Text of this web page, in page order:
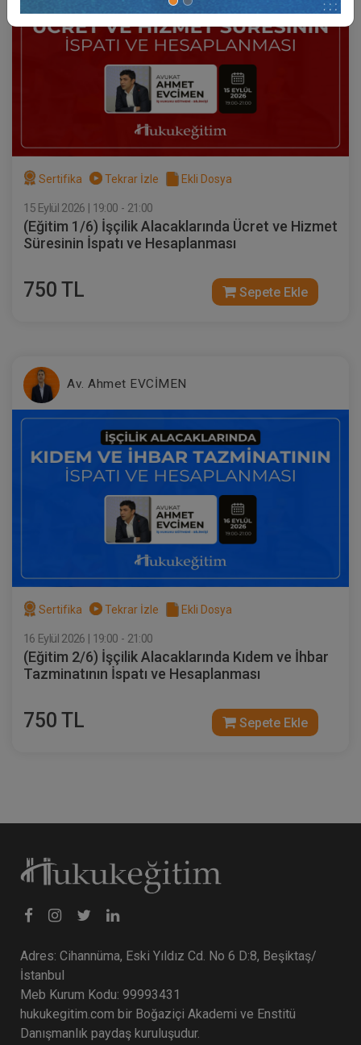
Sertifika Tekrar İzle Ekli Dosya
15 Eylül 2026 | 19:00 - 21:00
(Eğitim 1/6) İşçilik Alacaklarında Ücret ve Hizmet
Süresinin İspatı ve Hesaplanması
750 TL Sepete Ekle
Av. Ahmet EVCİMEN
Sertifika Tekrar İzle Ekli Dosya
16 Eylül 2026 | 19:00 - 21:00
(Eğitim 2/6) İşçilik Alacaklarında Kıdem ve İhbar
Tazminatının İspatı ve Hesaplanması
750 TL Sepete Ekle
Adres: Cihannüma, Eski Yıldız Cd. No 6 D:8, Beşiktaş/
İstanbul
Meb Kurum Kodu: 99993431
hukukegitim.com bir Boğaziçi Akademi ve Enstitü
Danışmanlık paydaş kuruluşudur.